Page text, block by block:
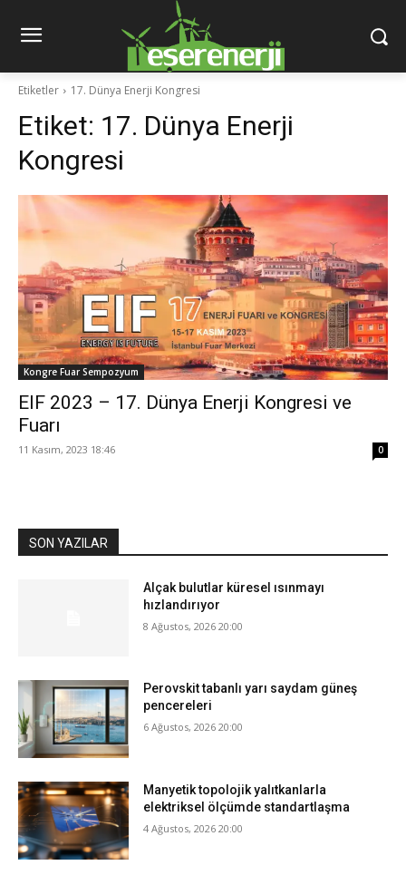
Etiketler 17. Dünya Enerji Kongresi
Etiket: 17. Dünya Enerji
Kongresi
Kongre Fuar Sempozyum
EIF 2023 – 17. Dünya Enerji Kongresi ve
Fuarı
11 Kasım, 2023 18:46 0
SON YAZILAR
Alçak bulutlar küresel ısınmayı
hızlandırıyor
8 Ağustos, 2026 20:00
Perovskit tabanlı yarı saydam güneş
pencereleri
6 Ağustos, 2026 20:00
Manyetik topolojik yalıtkanlarla
elektriksel ölçümde standartlaşma
4 Ağustos, 2026 20:00